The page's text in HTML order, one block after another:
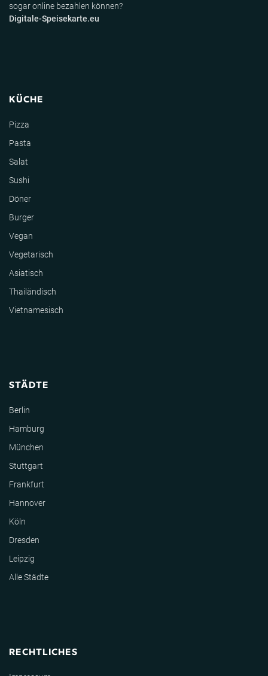
sogar online bezahlen können?
Digitale-Speisekarte.eu
KÜCHE
Pizza
Pasta
Salat
Sushi
Döner
Burger
Vegan
Vegetarisch
Asiatisch
Thailändisch
Vietnamesisch
STÄDTE
Berlin
Hamburg
München
Stuttgart
Frankfurt
Hannover
Köln
Dresden
Leipzig
Alle Städte
RECHTLICHES